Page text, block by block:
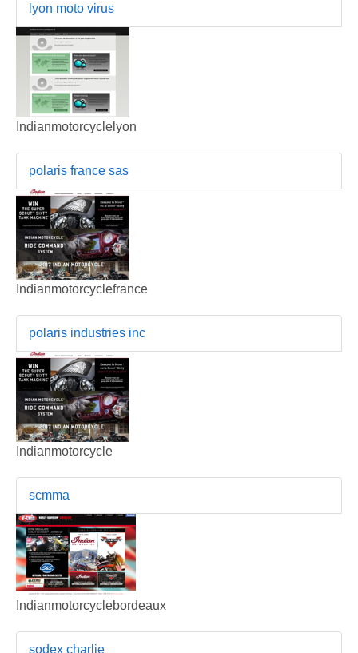
lyon moto virus
Indianmotorcyclelyon
polaris france sas
Indianmotorcyclefrance
polaris industries inc
Indianmotorcycle
scmma
Indianmotorcyclebordeaux
sodex charlie